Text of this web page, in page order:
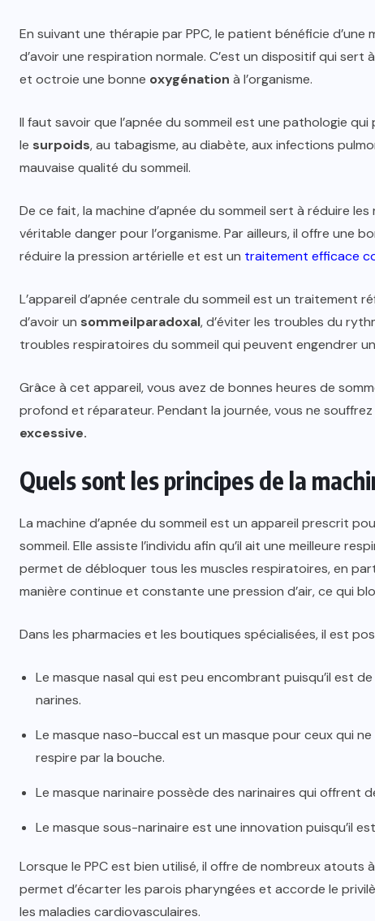
En suivant une thérapie par PPC, le patient bénéficie
d’avoir une respiration normale. C’est un dispositif qui
et octroie une bonne oxygénation à l’organisme.
Il faut savoir que l’apnée du sommeil est une pathologie
le surpoids, au tabagisme, au diabète, aux infections
mauvaise qualité du sommeil.
De ce fait, la machine d’apnée du sommeil sert à réduire
véritable danger pour l’organisme. Par ailleurs, il offre une
réduire la pression artérielle et est un traitement efficace
L’appareil d’apnée centrale du sommeil est un traitement
d’avoir un sommeilparadoxal, d’éviter les troubles du
troubles respiratoires du sommeil qui peuvent engendrer un
Grâce à cet appareil, vous avez de bonnes heures de
profond et réparateur. Pendant la journée, vous ne
excessive.
Quels sont les principes de la
La machine d’apnée du sommeil est un appareil prescrit
sommeil. Elle assiste l’individu afin qu’il ait une meilleure
permet de débloquer tous les muscles respiratoires, en
manière continue et constante une pression d’air, ce qui
Dans les pharmacies et les boutiques spécialisées, il est
Le masque nasal qui est peu encombrant puisqu’il est
narines.
Le masque naso-buccal est un masque pour ceux qui
respire par la bouche.
Le masque narinaire possède des narinaires qui
Le masque sous-narinaire est une innovation puisqu’il
Lorsque le PPC est bien utilisé, il offre de nombreux
permet d’écarter les parois pharyngées et accorde le
les maladies cardiovasculaires.